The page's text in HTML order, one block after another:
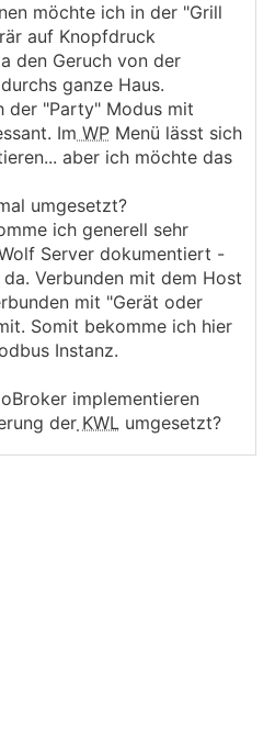
möchte ich in der "Grill
auf Knopfdruck
den Geruch von der
ganze Haus.
der "Party" Modus mit
Im WP Menü lässt sich
aber ich möchte das
umgesetzt?
ich generell sehr
Server dokumentiert -
Verbunden mit dem Host
mit "Gerät oder
Somit bekomme ich hier
Instanz.
implementieren
der KWL umgesetzt?